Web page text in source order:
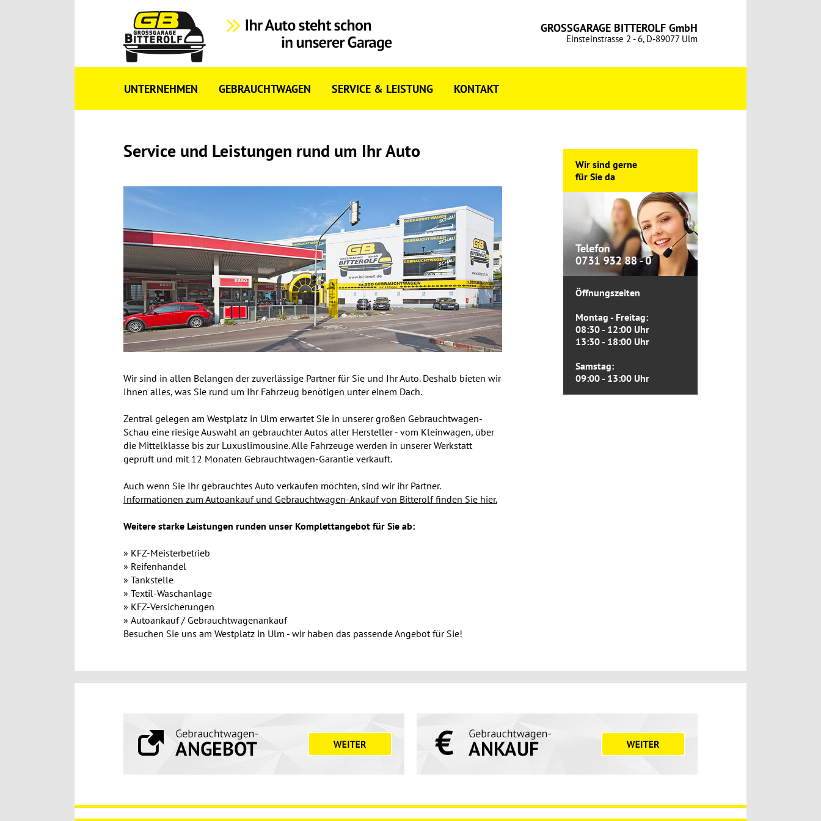
GROSSGARAGE BITTEROLF GmbH
Einsteinstrasse 2 - 6, D-89077 Ulm
UNTERNEHMEN GEBRAUCHTWAGEN SERVICE & LEISTUNG KONTAKT
Service und Leistungen rund um Ihr Auto
Wir sind in allen Belangen der zuverlässige Partner für Sie und Ihr Auto. Deshalb bieten wir
Ihnen alles, was Sie rund um Ihr Fahrzeug benötigen unter einem Dach.
Zentral gelegen am Westplatz in Ulm erwartet Sie in unserer großen Gebrauchtwagen-
Schau eine riesige Auswahl an gebrauchter Autos aller Hersteller - vom Kleinwagen, über
die Mittelklasse bis zur Luxuslimousine. Alle Fahrzeuge werden in unserer Werkstatt
geprüft und mit 12 Monaten Gebrauchtwagen-Garantie verkauft.
Auch wenn Sie Ihr gebrauchtes Auto verkaufen möchten, sind wir ihr Partner.
Informationen zum Autoankauf und Gebrauchtwagen-Ankauf von Bitterolf finden Sie hier.
Weitere starke Leistungen runden unser Komplettangebot für Sie ab:
KFZ-Meisterbetrieb
Reifenhandel
Tankstelle
Textil-Waschanlage
KFZ-Versicherungen
Autoankauf / Gebrauchtwagenankauf
Besuchen Sie uns am Westplatz in Ulm - wir haben das passende Angebot für Sie!
Wir sind gerne
für Sie da
Öffnungszeiten
Montag - Freitag:
08:30 - 12:00 Uhr
13:30 - 18:00 Uhr
Samstag:
09:00 - 13:00 Uhr